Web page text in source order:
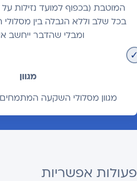
המוטבת (בכפוף למועד נזילות על
בכל שלב וללא הגבלה בין
ומבלי שהדבר ייחשב
מגוון
מגוון מסלולי השקעה
פעולות אפשריות